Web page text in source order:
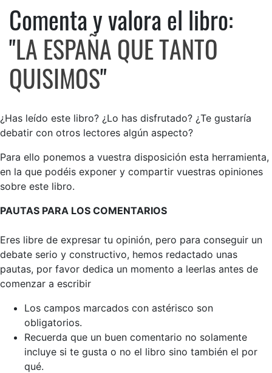
Comenta y valora el libro: LA
Comenta y valora el libro:
"LA ESPAÑA QUE TANTO
QUISIMOS"
¿Has leído este libro? ¿Lo has disfrutado? ¿Te gustaría
debatir con otros lectores algún aspecto?
Para ello ponemos a vuestra disposición esta herramienta,
en la que podéis exponer y compartir vuestras opiniones
sobre este libro.
PAUTAS PARA LOS COMENTARIOS
Eres libre de expresar tu opinión, pero para conseguir un
debate serio y constructivo, hemos redactado unas
pautas, por favor dedica un momento a leerlas antes de
comenzar a escribir
Los campos marcados con astérisco son
obligatorios.
Recuerda que un buen comentario no solamente
incluye si te gusta o no el libro sino también el por
qué.